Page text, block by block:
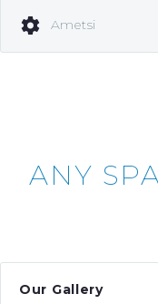
Ametsi
ANY
Our Gallery